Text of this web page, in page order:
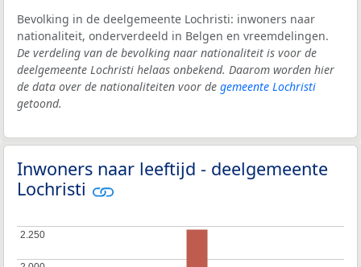
Bevolking in de deelgemeente Lochristi: inwoners naar
nationaliteit, onderverdeeld in Belgen en vreemdelingen.
De verdeling van de bevolking naar nationaliteit is voor de
deelgemeente Lochristi helaas onbekend. Daarom worden hier
de data over de nationaliteiten voor de gemeente Lochristi
getoond.
Inwoners naar leeftijd - deelgemeente
Lochristi
2.250
2.250